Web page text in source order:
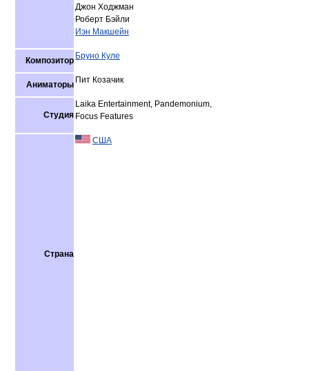
Джон Ходжман
Роберт Бэйли
Иэн Макшейн
Композитор Бруно Куле
Аниматоры Пит Козачик
Студия
Laika Entertainment, Pandemonium,
Focus Features
Страна
США